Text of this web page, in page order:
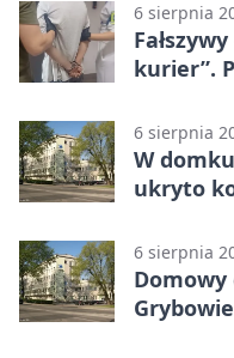
6 sierpnia
kurier”.
6 sierpnia
W
ukryto
6 sierpnia